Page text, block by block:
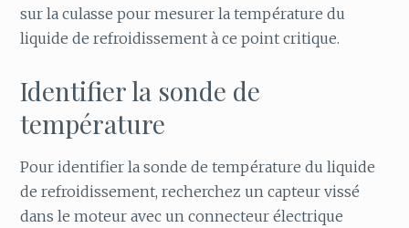
sur la culasse pour mesurer la température du
liquide de refroidissement à ce point critique.
Identifier la sonde de
température
Pour identifier la sonde de température du liquide
de refroidissement, recherchez un capteur vissé
dans le moteur avec un connecteur électrique